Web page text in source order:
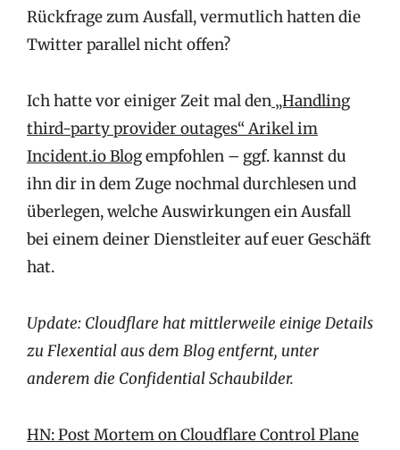
Rückfrage zum Ausfall, vermutlich hatten die
Twitter parallel nicht offen?
Ich hatte vor einiger Zeit mal den „Handling
third-party provider outages“ Arikel im
Incident.io Blogempfohlen – ggf. kannst du
ihn dir in dem Zuge nochmal durchlesen und
überlegen, welche Auswirkungen ein Ausfall
bei einem deiner Dienstleiter auf euer Geschäft
hat.
Update: Cloudflare hat mittlerweile einige Details
zu Flexential aus dem Blog entfernt, unter
anderem die Confidential Schaubilder.
HN: Post Mortem on Cloudflare Control Plane